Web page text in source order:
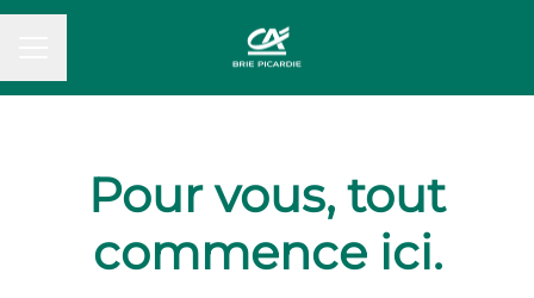
Pour vous, tout
commence ici.